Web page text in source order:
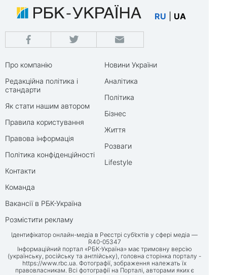
RU UA
Про компанію
Редакційна політика і
стандарти
Як стати нашим автором
Правила користування
Правова інформація
Політика конфіденційності
Контакти
Команда
Вакансії в РБК-Україна
Розмістити рекламу
Новини України
Аналітика
Політика
Бізнес
Життя
Розваги
Lifestyle
Ідентифікатор онлайн-медіа в Реєстрі суб’єктів у сфері медіа —
R40-05347
Інформаційний портал «РБК-Україна» має тримовну версію
(українську, російську та англійську), головна сторінка порталу -
https://www.rbc.ua. Фотографії, зображення належать їх
правовласникам. Всі фотографії на Порталі, авторами яких є